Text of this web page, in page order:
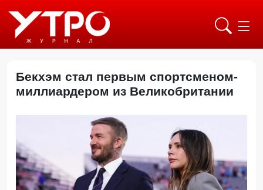
Бекхэм стал первым спортсменом-
миллиардером из Великобритании